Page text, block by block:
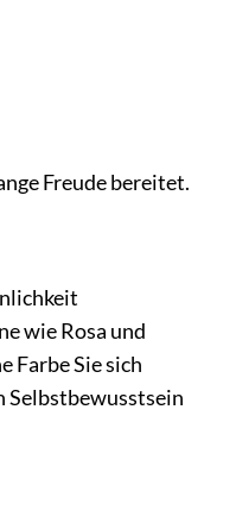
Freude bereitet.
wie Rosa und
Farbe Sie sich
Selbstbewusstsein